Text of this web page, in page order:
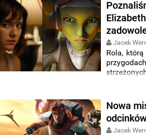
Jacek
Rola, którą
Wojen”.
wciela się
odległej
Winstead
Nowa
Jacek